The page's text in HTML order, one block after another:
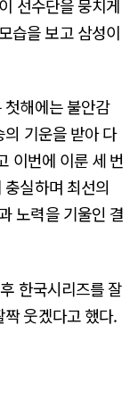
선수단을 뭉치게
습을 보고 삼성이
첫해에는 불안감
기운을 받아 다
이번에 이룬 세 번
실하며 최선의
노력을 기울인 결
한국시리즈를 잘
웃겠다고 했다.